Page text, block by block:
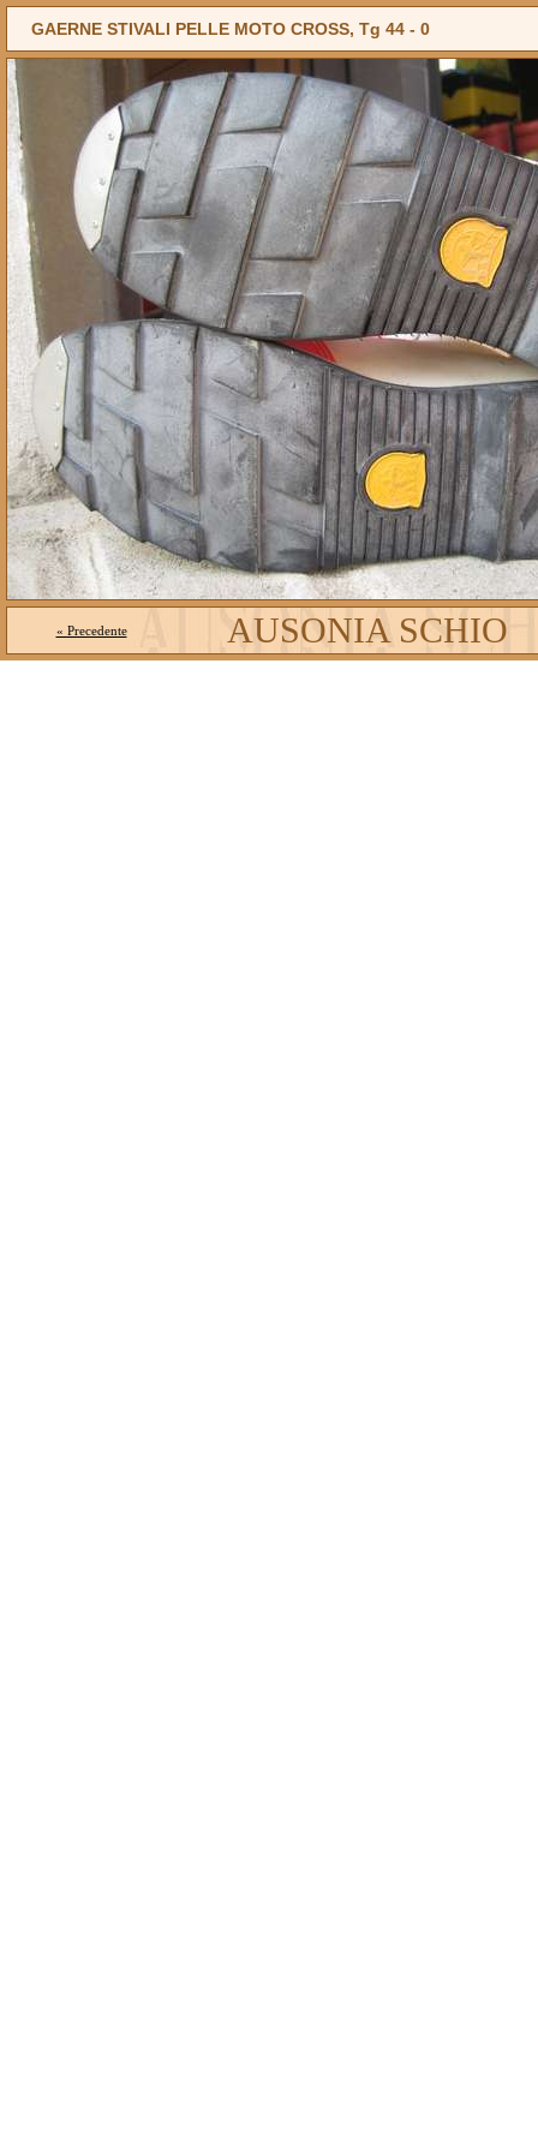
GAERNE STIVALI PELLE MOTO CROSS, Tg 44 - 0
« Precedente AUSONIA SCHIO